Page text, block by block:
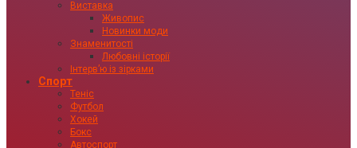
Виставка
Живопис
Новинки моди
Знаменитості
Любовні історії
Інтервʼю із зірками
Спорт
Теніс
Футбол
Хокей
Бокс
Автоспорт